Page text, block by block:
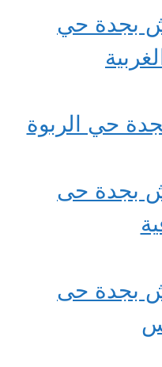
بجدة حي
حي الربوة
بجدة حى
بجدة حى